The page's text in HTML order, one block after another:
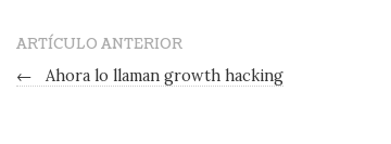
ARTÍCULO ANTERIOR
←
Ahora lo llaman growth hacking